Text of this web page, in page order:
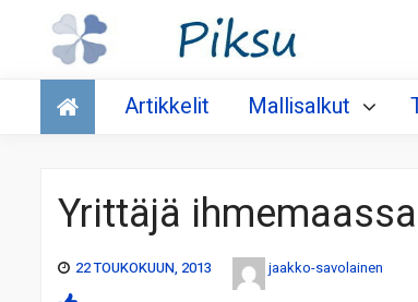
Talous
Artikkelit Mallisalkut
Yrittäjä
22 TOUKOKUUN, 2013 jaakko-savolainen